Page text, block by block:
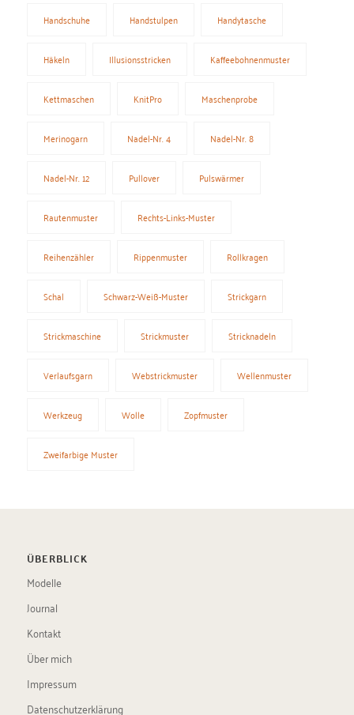
Handschuhe Handstulpen Handytasche
Häkeln Illusionsstricken Kaffeebohnenmuster
Kettmaschen KnitPro Maschenprobe
Merinogarn Nadel-Nr. 4 Nadel-Nr. 8
Nadel-Nr. 12 Pullover Pulswärmer
Rautenmuster Rechts-Links-Muster
Reihenzähler Rippenmuster Rollkragen
Schal Schwarz-Weiß-Muster Strickgarn
Strickmaschine Strickmuster Stricknadeln
Verlaufsgarn Webstrickmuster Wellenmuster
Werkzeug Wolle Zopfmuster
Zweifarbige Muster
ÜBERBLICK
Modelle
Journal
Kontakt
Über mich
Impressum
Datenschutzerklärung